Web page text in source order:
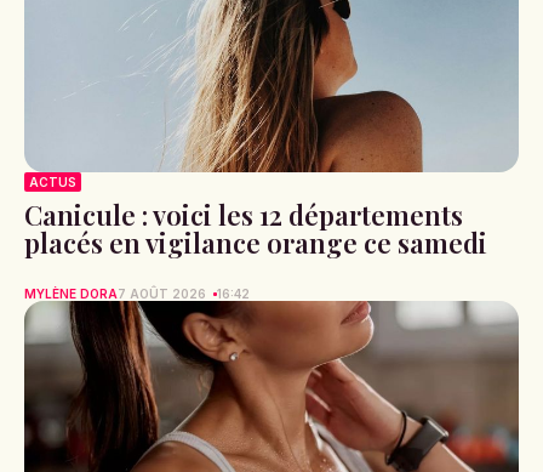
ACTUS
Canicule : voici les 12 départements
placés en vigilance orange ce samedi
MYLÈNE DORA7 AOÛT 2026 16:42